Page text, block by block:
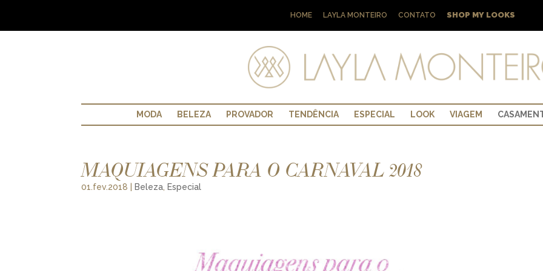
HOME LAYLA MONTEIRO CONTATO SHOP MY LOOKS
MODA BELEZA PROVADOR TENDÊNCIA ESPECIAL LOOK VIAGEM
MAQUIAGENS PARA O CARNAVAL 2018
01.fev.2018 Beleza, Especial